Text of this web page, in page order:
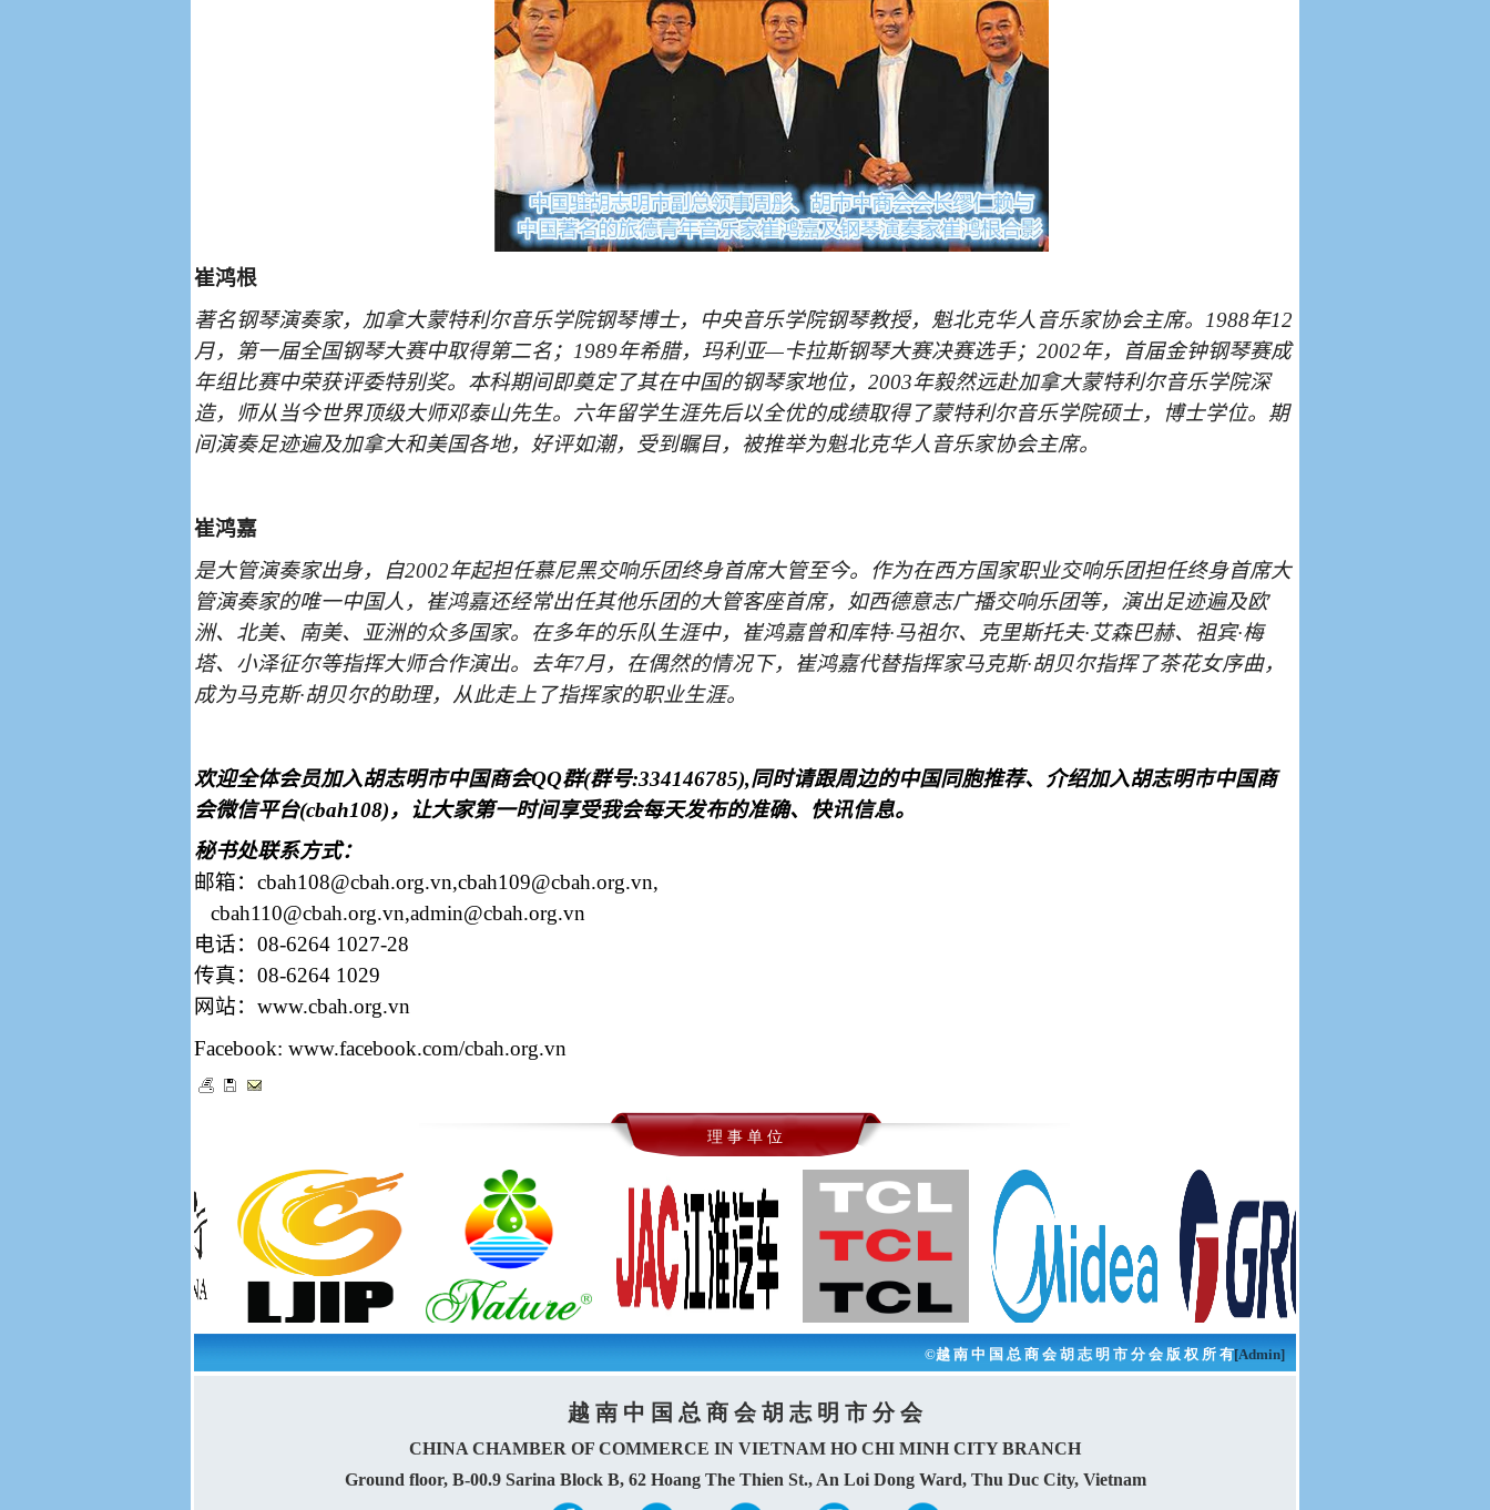
崔鸿根
著名钢琴演奏家，加拿大蒙特利尔音乐学院钢琴博士，中央音乐学院钢琴教授，魁北克华人音乐家协会主席。 1988年12
月，第一届全国钢琴大赛中取得第二名； 1989年希腊，玛利亚—卡拉斯钢琴大赛决赛选手； 2002年，首届金钟钢琴赛成
年组比赛中荣获评委特别奖。本科期间即奠定了其在中国的钢琴家地位， 2003年毅然远赴加拿大蒙特利尔音乐学院深
造，师从当今世界顶级大师邓泰山先生。六年留学生涯先后以全优的成绩取得了蒙特利尔音乐学院硕士，博士学位。期
间演奏足迹遍及加拿大和美国各地，好评如潮，受到瞩目，被推举为魁北克华人音乐家协会主席。
崔鸿嘉
是大管演奏家出身，自2002年起担任慕尼黑交响乐团终身首席大管至今。作为在西方国家职业交响乐团担任终身首席大
管演奏家的唯一中国人，崔鸿嘉还经常出任其他乐团的大管客座首席，如西德意志广播交响乐团等，演出足迹遍及欧
洲、北美、南美、亚洲的众多国家。在多年的乐队生涯中，崔鸿嘉曾和库特·马祖尔、克里斯托夫·艾森巴赫、祖宾·梅
塔、小泽征尔等指挥大师合作演出。去年7月，在偶然的情况下，崔鸿嘉代替指挥家马克斯·胡贝尔指挥了茶花女序曲，
成为马克斯·胡贝尔的助理，从此走上了指挥家的职业生涯。
欢迎全体会员加入胡志明市中国商会QQ群(群号:334146785),同时请跟周边的中国同胞推荐、介绍加入胡志明市中国商
会微信平台(cbah108) ，让大家第一时间享受我会每天发布的准确、快讯信息。
秘书处联系方式：
邮箱： cbah108@cbah.org.vn,cbah109@cbah.org.vn,
cbah110@cbah.org.vn,admin@cbah.org.vn
电话： 08-6264 1027-28
传真： 08-6264 1029
网站： www.cbah.org.vn
Facebook: www.facebook.com/cbah.org.vn
理 事 单 位
©越 南 中 国 总 商 会 胡 志 明 市 分 会 版 权 所 有[Admin]
越 南 中 国 总 商 会 胡 志 明 市 分 会
CHINA CHAMBER OF COMMERCE IN VIETNAM HO CHI MINH CITY BRANCH
Ground floor, B-00.9 Sarina Block B, 62 Hoang The Thien St., An Loi Dong Ward, Thu Duc City, Vietnam